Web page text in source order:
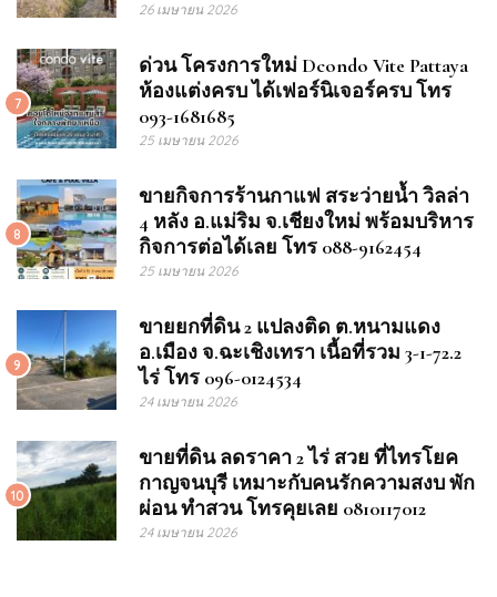
26 เมษายน 2026
7
ด่วน โครงการใหม่ Dcondo Vite Pattaya
ห้องแต่งครบ ได้เฟอร์นิเจอร์ครบ โทร
093-1681685
25 เมษายน 2026
8
ขายกิจการร้านกาแฟ สระว่ายน้ำ วิลล่า
4 หลัง อ.แม่ริม จ.เชียงใหม่ พร้อมบริหาร
กิจการต่อได้เลย โทร 088-9162454
25 เมษายน 2026
9
ขายยกที่ดิน 2 แปลงติด ต.หนามแดง
อ.เมือง จ.ฉะเชิงเทรา เนื้อที่รวม 3-1-72.2
ไร่ โทร 096-0124534
24 เมษายน 2026
10
ขายที่ดิน ลดราคา 2 ไร่ สวย ที่ไทรโยค
กาญจนบุรี เหมาะกับคนรักความสงบ พัก
ผ่อน ทำสวน โทรคุยเลย 0810117012
24 เมษายน 2026